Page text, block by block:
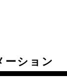
ーション